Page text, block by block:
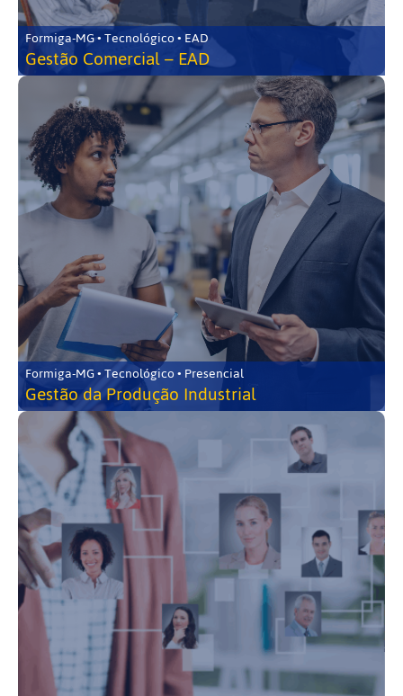
Formiga-MG • Tecnológico • EAD
Gestão Comercial – EAD
Formiga-MG • Tecnológico • Presencial
Gestão da Produção Industrial